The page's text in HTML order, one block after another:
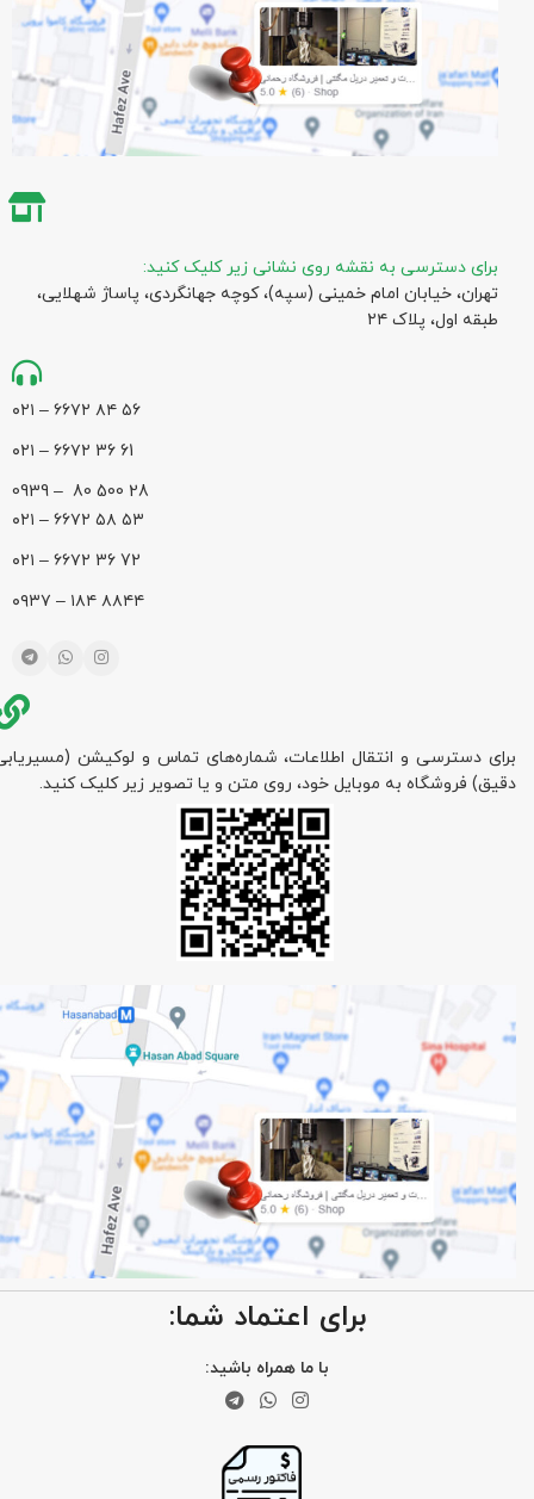
برای دسترسی به نقشه روی نشانی زیر کلیک کنید:
تهران، خیابان امام خمینی (سپه)، کوچه جهانگردی،‌ پاساژ شهلایی،
طبقه اول، پلاک ۲۴
۵۶ ۸۴ ۶۶۷۲ – ۰۲۱
61 36 ۶۶۷۲ – ۰۲۱
28 500 80 – 0939
۵۳ ۵۸ ۶۶۷۲ – ۰۲۱
72 36 ۶۶۷۲ – ۰۲۱
۸۸۴۴ ۱۸۴ – ۰۹۳۷
برای دسترسی و انتقال اطلاعات، شماره‌های تماس و لوکیشن
دقیق) فروشگاه به موبایل خود، روی متن و یا تصویر زیر کلیک کنید.
برای اعتماد شما:
با ما همراه باشید: